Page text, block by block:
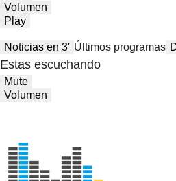
Volumen
Play
Noticias en 3′ Últimos programas
Estas escuchando
Mute
Volumen